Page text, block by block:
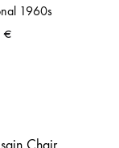
1960s
€